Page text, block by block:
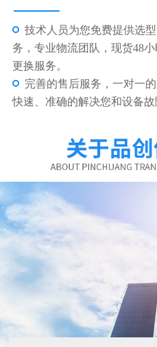
技术人员为您免费提供选
务，专业物流团队，现货48
更换服务。
完善的售后服务，一对一
快速、准确的解决您和设备故